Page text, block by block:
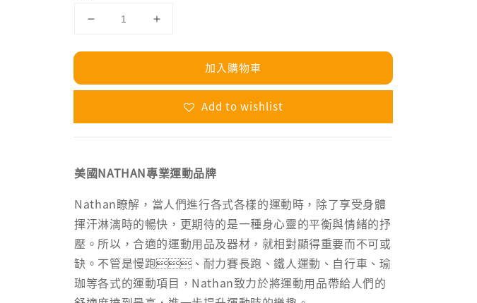
加入購物車
Add to wishlist
美國NATHAN專業運動品牌
Nathan瞭解，當人們進行各式各樣的運動時，除了享受身體
揮汗淋漓時的暢快，更期待的是一種身心靈的平衡與情緒的抒
壓。所以，合適的運動用品及器材，就相對顯得重要而不可或
缺。不管是慢跑、耐力賽長跑、鐵人運動、自行車、瑜
珈等各式的運動項目，Nathan致力於將運動用品帶給人們的